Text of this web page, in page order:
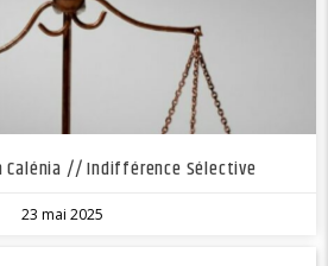
Calénia // Indifférence Sélective
23 mai 2025